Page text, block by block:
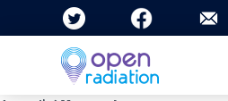
Aller au contenu principal